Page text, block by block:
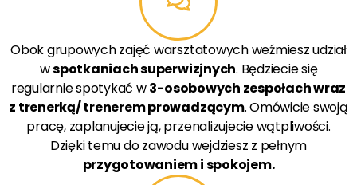
Obok grupowych zajęć warsztatowych weźmiesz udział
wspotkaniach superwizjnych. Będziecie się
regularnie spotykać w3-osobowych zespołach wraz
z trenerką/ trenerem prowadzącym. Omówicie swoją
pracę, zaplanujecie ją, przenalizujecie wątpliwości.
Dzięki temu do zawodu wejdziesz z pełnym
przygotowaniem i spokojem.